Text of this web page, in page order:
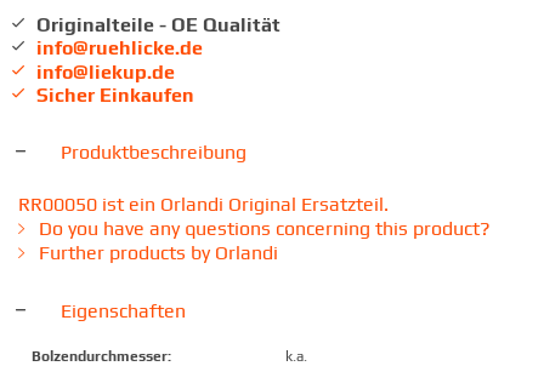
Originalteile - OE Qualität
info@ruehlicke.de
info@liekup.de
Sicher Einkaufen
Produktbeschreibung
RR00050 ist ein Orlandi Original Ersatzteil.
Do you have any questions concerning this product?
Further products by Orlandi
Eigenschaften
Bolzendurchmesser:
k.a.